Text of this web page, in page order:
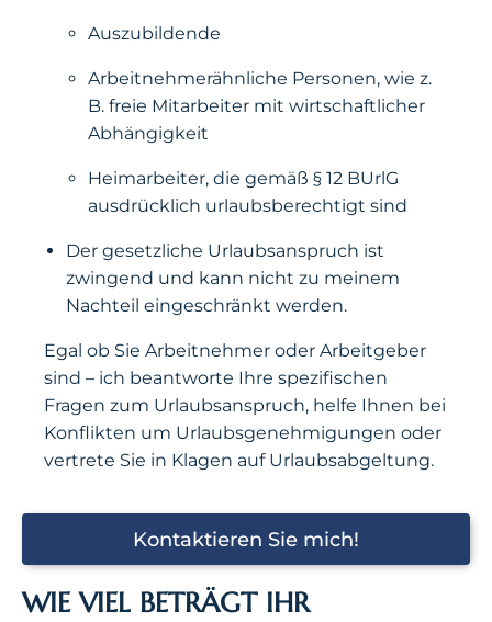
Auszubildende
Arbeitnehmerähnliche Personen, wie z.
B. freie Mitarbeiter mit wirtschaftlicher
Abhängigkeit
Heimarbeiter, die gemäß § 12 BUrlG
ausdrücklich urlaubsberechtigt sind
Der gesetzliche Urlaubsanspruch ist
zwingend und kann nicht zu meinem
Nachteil eingeschränkt werden.
Egal ob Sie Arbeitnehmer oder Arbeitgeber
sind – ich beantworte Ihre spezifischen
Fragen zum Urlaubsanspruch, helfe Ihnen bei
Konflikten um Urlaubsgenehmigungen oder
vertrete Sie in Klagen auf Urlaubsabgeltung.
Kontaktieren Sie mich!
WIE VIEL BETRÄGT IHR